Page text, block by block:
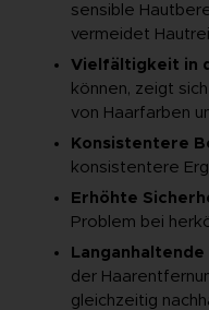
sensible
vermeidet
Vielfältigkeit in
können, zeigt
von Haarfarben
Konsistentere
konsistentere
Erhöhte
Problem bei
der
gleichzeitig